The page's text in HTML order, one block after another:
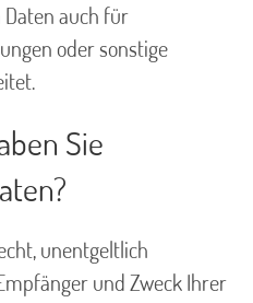
auch für
oder sonstige
Sie
unentgeltlich
und Zweck Ihrer